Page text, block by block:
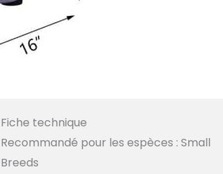
Fiche technique
Recommandé pour les espèces : Small
Breeds